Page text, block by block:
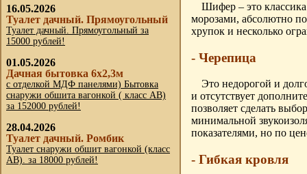
16.05.2026
Туалет дачный. Прямоугольный
Туалет дачный. Прямоугольный за
15000 рублей!
01.05.2026
Дачная бытовка 6х2,3м
с отделкой МДФ панелями) Бытовка
снаружи обшита вагонкой ( класс АВ)
за 152000 рублей!
28.04.2026
Туалет дачный. Ромбик
Туалет снаружи обшит вагонкой (класс
АВ). за 18000 рублей!
Шифер – это
морозами, абсолютно
хрупок и несколько
- Черепица
Это недорогой и
и отсутствует
позволяет сделать
минимальной
показателями, но по
- Гибкая кровля